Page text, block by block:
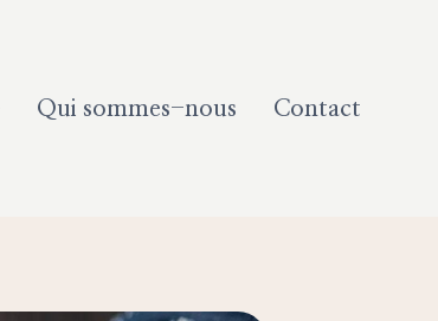
Qui sommes-nous Contact